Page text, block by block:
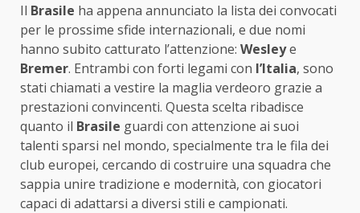
Il Brasile ha appena annunciato la lista dei convocati
per le prossime sfide internazionali, e due nomi
hanno subito catturato l’attenzione: Wesleye
Bremer. Entrambi con forti legami con l’Italia, sono
stati chiamati a vestire la maglia verdeoro grazie a
prestazioni convincenti. Questa scelta ribadisce
quanto il Brasile guardi con attenzione ai suoi
talenti sparsi nel mondo, specialmente tra le fila dei
club europei, cercando di costruire una squadra che
sappia unire tradizione e modernità, con giocatori
capaci di adattarsi a diversi stili e campionati.